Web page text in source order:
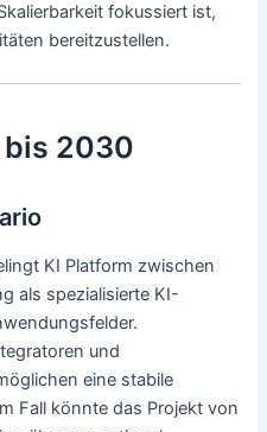
fokussiert ist,
bereitzustellen.
bis 2030
KI Platform zwischen
als spezialisierte KI-
und
eine stabile
Fall könnte das Projekt von